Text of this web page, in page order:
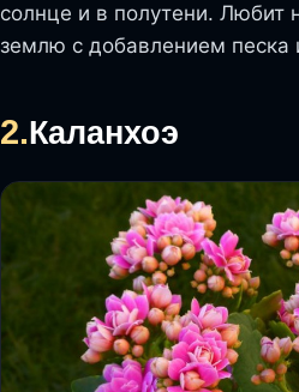
солнце и в полутени.
землю с добавлением песка
2.Каланхоэ